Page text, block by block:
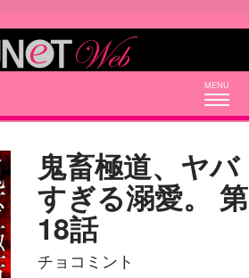
鬼畜極道、ヤバ
すぎる溺愛。 第
18話
チョコミント